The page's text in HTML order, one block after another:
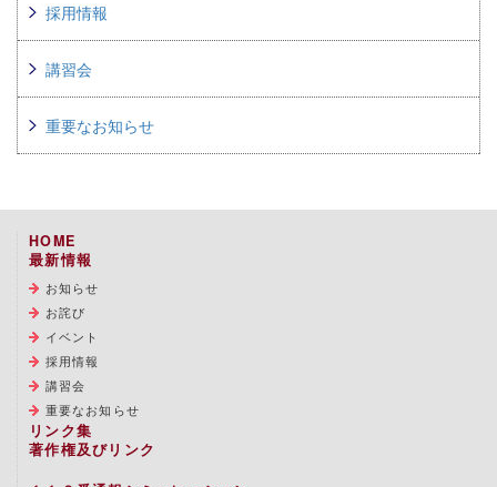
採用情報
講習会
重要なお知らせ
HOME
最新情報
お知らせ
お詫び
イベント
採用情報
講習会
重要なお知らせ
リンク集
著作権及びリンク